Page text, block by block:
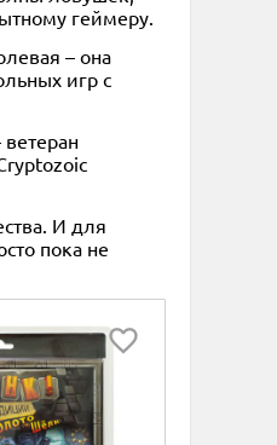
геймеру.
– она
игр с
ветеран
И для
пока не